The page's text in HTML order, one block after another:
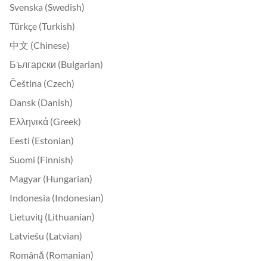
Svenska (Swedish)
Türkçe (Turkish)
中文 (Chinese)
Български (Bulgarian)
Čeština (Czech)
Dansk (Danish)
Ελληνικά (Greek)
Eesti (Estonian)
Suomi (Finnish)
Magyar (Hungarian)
Indonesia (Indonesian)
Lietuvių (Lithuanian)
Latviešu (Latvian)
Română (Romanian)